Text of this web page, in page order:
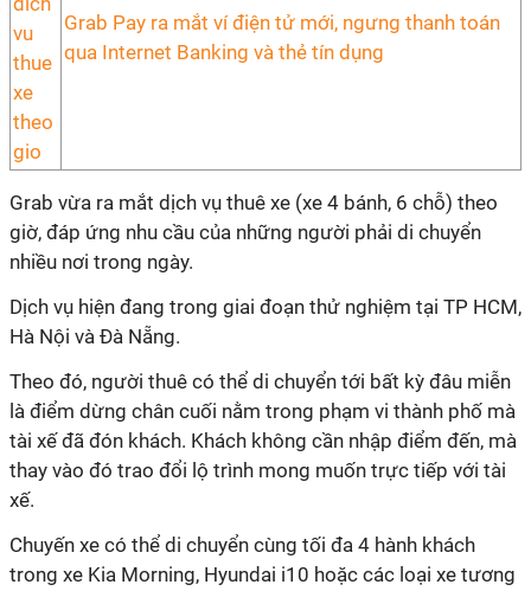
Grab Pay ra mắt ví điện tử mới, ngưng thanh toán
qua Internet Banking và thẻ tín dụng
Grab vừa ra mắt dịch vụ thuê xe (xe 4 bánh, 6 chỗ) theo
giờ, đáp ứng nhu cầu của những người phải di chuyển
nhiều nơi trong ngày.
Dịch vụ hiện đang trong giai đoạn thử nghiệm tại TP HCM,
Hà Nội và Đà Nẵng.
Theo đó, người thuê có thể di chuyển tới bất kỳ đâu miễn
là điểm dừng chân cuối nằm trong phạm vi thành phố mà
tài xế đã đón khách. Khách không cần nhập điểm đến, mà
thay vào đó trao đổi lộ trình mong muốn trực tiếp với tài
xế.
Chuyến xe có thể di chuyển cùng tối đa 4 hành khách
trong xe Kia Morning, Hyundai i10 hoặc các loại xe tương